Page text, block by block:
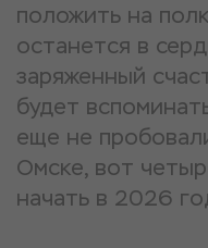
положить на
останется в
заряженный
будет
еще не
Омске, вот
начать в 2026